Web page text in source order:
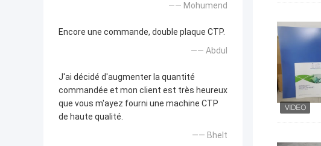
—— Mohumend
Encore une commande, double plaque CTP.
—— Abdul
J'ai décidé d'augmenter la quantité
commandée et mon client est très heureux
que vous m'ayez fourni une machine CTP
de haute qualité.
—— Bhelt